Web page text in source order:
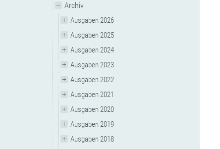
Archiv
Ausgaben 2026
Ausgaben 2025
Ausgaben 2024
Ausgaben 2023
Ausgaben 2022
Ausgaben 2021
Ausgaben 2020
Ausgaben 2019
Ausgaben 2018